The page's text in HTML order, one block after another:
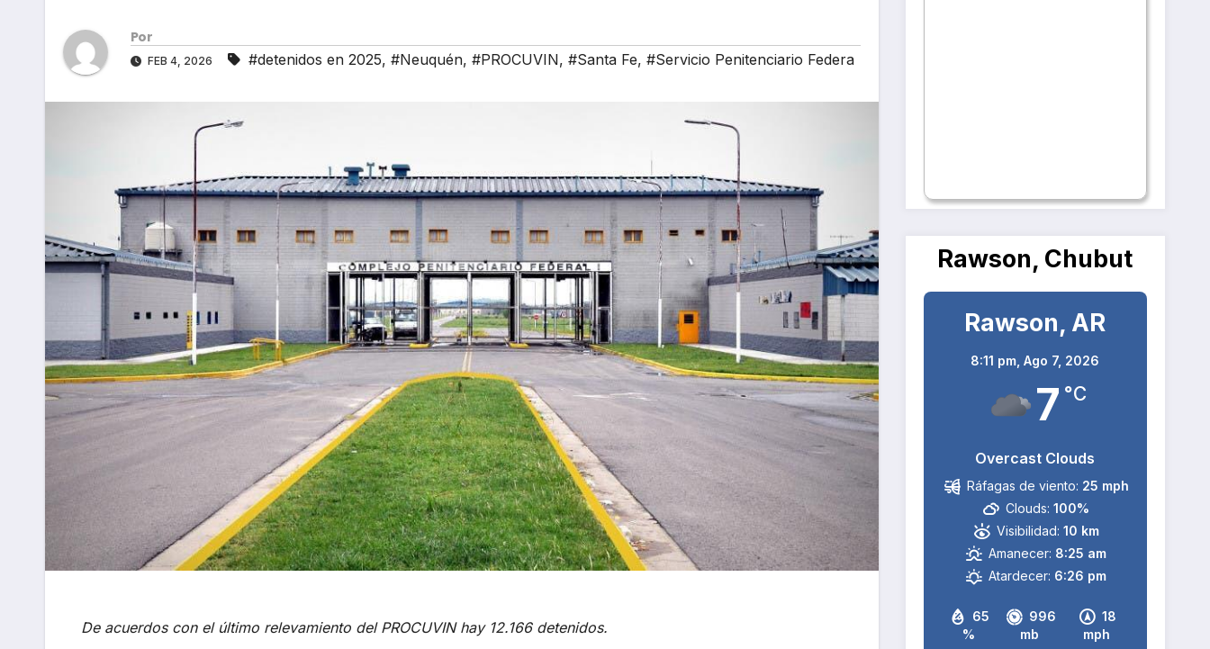
Por
FEB 4, 2026 #detenidos en 2025, #Neuquén, #PROCUVIN, #Santa Fe, #Servicio Penitenciario Federa
De acuerdos con el último relevamiento del PROCUVIN hay 12.166 detenidos.
Rawson, Chubut
Rawson, AR
8:11 pm,Ago 7, 2026
7 °C
Overcast Clouds
65
%
996
mb
18
mph
Ráfagas de viento: 25 mph
Clouds: 100%
Visibilidad: 10 km
Amanecer: 8:25 am
Atardecer: 6:26 pm